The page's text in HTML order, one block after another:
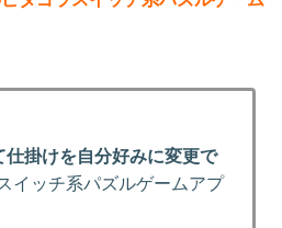
仕掛けを自分好みに変更で
イッチ系パズルゲームアプ